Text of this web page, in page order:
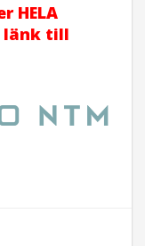
HELA
länk till